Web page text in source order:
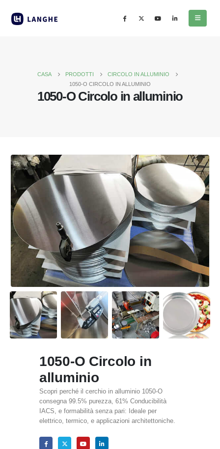
CASA PRODOTTI
CIRCOLO IN ALLUMINIO
1050-O CIRCOLO IN ALLUMINIO
1050-O Circolo in alluminio
1050-O Circolo in
alluminio
Scopri perché il cerchio in alluminio 1050-O
consegna 99.5% purezza, 61% Conducibilità
IACS, e formabilità senza pari: Ideale per
elettrico, termico, e applicazioni architettoniche.